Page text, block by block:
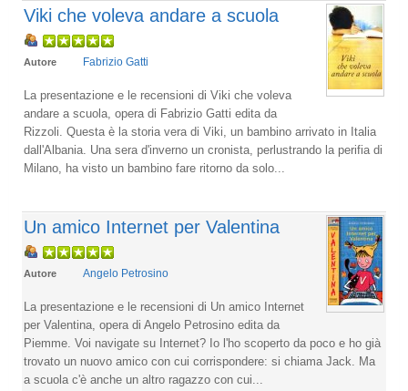
Viki che voleva andare a scuola
Autore Fabrizio Gatti
La presentazione e le recensioni di Viki che voleva
andare a scuola, opera di Fabrizio Gatti edita da
Rizzoli. Questa è la storia vera di Viki, un bambino arrivato in Italia
dall'Albania. Una sera d'inverno un cronista, perlustrando la perifia di
Milano, ha visto un bambino fare ritorno da solo...
Un amico Internet per Valentina
Autore Angelo Petrosino
La presentazione e le recensioni di Un amico Internet
per Valentina, opera di Angelo Petrosino edita da
Piemme. Voi navigate su Internet? Io l'ho scoperto da poco e ho già
trovato un nuovo amico con cui corrispondere: si chiama Jack. Ma
a scuola c'è anche un altro ragazzo con cui...